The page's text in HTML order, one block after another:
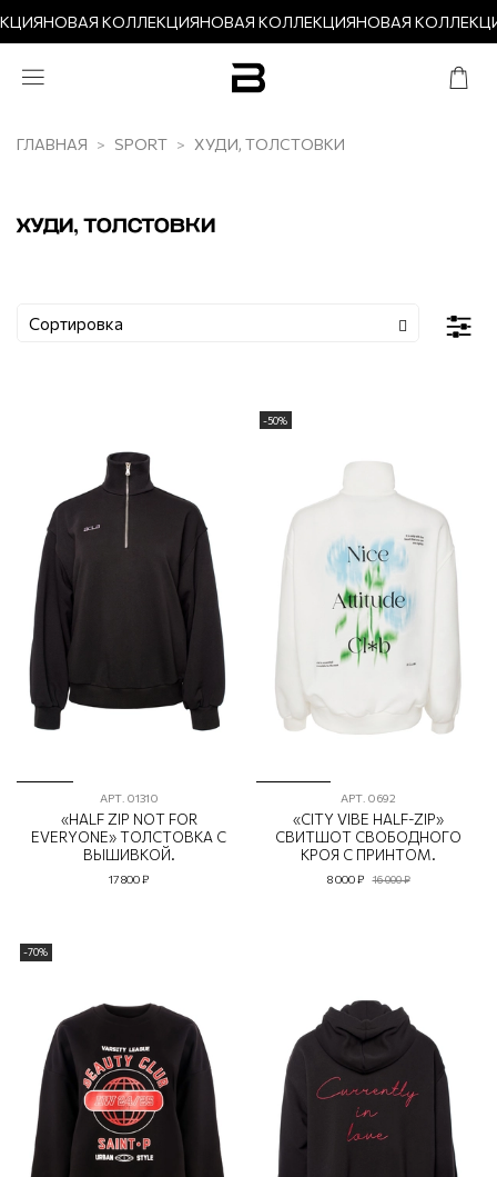
НОВАЯ КОЛЛЕКЦИЯНОВАЯ КОЛЛЕКЦИЯНОВАЯ
ГЛАВНАЯ SPORT ХУДИ, ТОЛСТОВКИ
ХУДИ, ТОЛСТОВКИ
АРТ. 01310
«HALF ZIP NOT FOR
EVERYONE» ТОЛСТОВКА С
ВЫШИВКОЙ.
17 800 ₽
-50%
АРТ. 0692
«CITY VIBE HALF-ZIP»
СВИТШОТ СВОБОДНОГО
КРОЯ С ПРИНТОМ.
8 000 ₽ 16 000 ₽
-70%